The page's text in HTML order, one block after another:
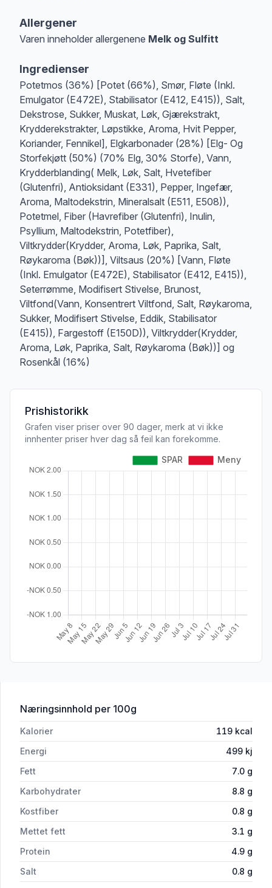
Allergener
Varen inneholder allergenene Melk og Sulfitt
Ingredienser
Potetmos (36%) [Potet (66%), Smør, Fløte (Inkl.
Emulgator (E472E), Stabilisator (E412, E415)), Salt,
Dekstrose, Sukker, Muskat, Løk, Gjærekstrakt,
Krydderekstrakter, Løpstikke, Aroma, Hvit Pepper,
Koriander, Fennikel], Elgkarbonader (28%) [Elg- Og
Storfekjøtt (50%) (70% Elg, 30% Storfe), Vann,
Krydderblanding( Melk, Løk, Salt, Hvetefiber
(Glutenfri), Antioksidant (E331), Pepper, Ingefær,
Aroma, Maltodekstrin, Mineralsalt (E511, E508)),
Potetmel, Fiber (Havrefiber (Glutenfri), Inulin,
Psyllium, Maltodekstrin, Potetfiber),
Viltkrydder(Krydder, Aroma, Løk, Paprika, Salt,
Røykaroma (Bøk))], Viltsaus (20%) [Vann, Fløte
(Inkl. Emulgator (E472E), Stabilisator (E412, E415)),
Seterrømme, Modifisert Stivelse, Brunost,
Viltfond(Vann, Konsentrert Viltfond, Salt, Røykaroma,
Sukker, Modifisert Stivelse, Eddik, Stabilisator
(E415)), Fargestoff (E150D)), Viltkrydder(Krydder,
Aroma, Løk, Paprika, Salt, Røykaroma (Bøk))] og
Rosenkål (16%)
Prishistorikk
Grafen viser priser over 90 dager, merk at vi ikke
innhenter priser hver dag så feil kan forekomme.
Næringsinnhold for 'Elgkarbonade m/Potetmos 500g
per 100g
Kalorier 119 kcal
Energi
499 kj
Fett
7.0 g
Karbohydrater
8.8 g
Kostfiber
0.8 g
Mettet fett
3.1 g
Protein
4.9 g
Salt
0.8 g